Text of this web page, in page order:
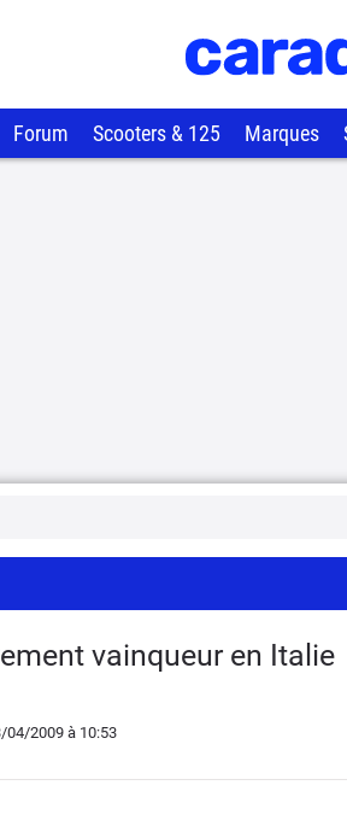
Forum Scooters & 125 Marques
vainqueur en Italie
04/2009à 10:53